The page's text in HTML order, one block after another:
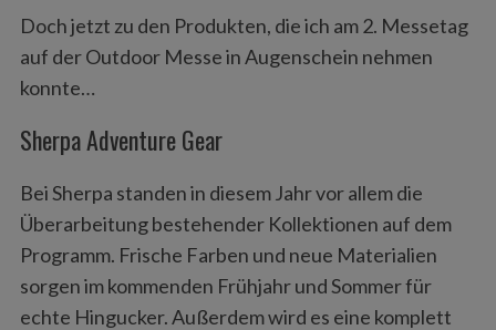
Doch jetzt zu den Produkten, die ich am 2. Messetag
auf der Outdoor Messe in Augenschein nehmen
konnte…
Sherpa Adventure Gear
Bei Sherpa standen in diesem Jahr vor allem die
Überarbeitung bestehender Kollektionen auf dem
Programm. Frische Farben und neue Materialien
sorgen im kommenden Frühjahr und Sommer für
echte Hingucker. Außerdem wird es eine komplett